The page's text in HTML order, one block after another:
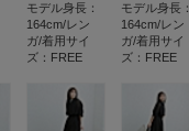
モデル身長：
164cm/レン
ガ/着用サイ
ズ：FREE
モデル身長：
164cm/レン
ガ/着用サイ
ズ：FREE